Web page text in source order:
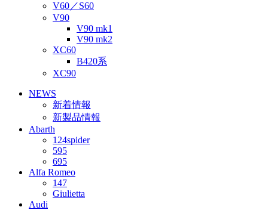
V60／S60
V90
V90 mk1
V90 mk2
XC60
B420系
XC90
NEWS
新着情報
新製品情報
Abarth
124spider
595
695
Alfa Romeo
147
Giulietta
Audi